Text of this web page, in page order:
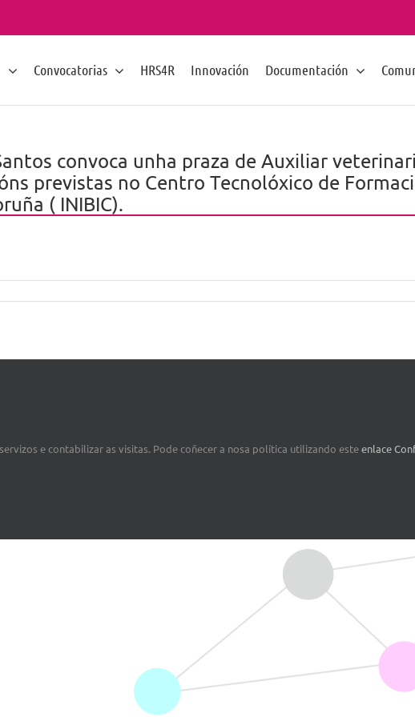
Convocatorias HRS4R Innovación Documentación
convoca unha praza de Auxiliar
previstas no Centro Tecnolóxico de
( INIBIC).
e contabilizar as visitas. Pode coñecer a nosa política utilizando esteenlace